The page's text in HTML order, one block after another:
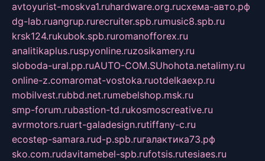
avtoyurist-moskva1.ruhardware.org.ruсхема-авто.рф
dg-lab.ruangrup.rurecruiter.spb.rumusic8.spb.ru
krsk124.rukubok.spb.ruromanofforex.ru
analitikaplus.ruspyonline.ruzosikamery.ru
sloboda-ural.pp.ruAUTO-COM.SUhohota.netalimy.ru
online-z.comaromat-vostoka.ruotdelkaexp.ru
mobilvest.rubbd.net.rumebelshop.msk.ru
smp-forum.rubastion-td.rukosmoscreative.ru
avrmotors.ruart-galadesign.rutiffany-c.ru
ecostep-samara.rud-p.spb.ruгалактика73.рф
sko.com.rudavitamebel-spb.rufotsis.rutesiaes.ru